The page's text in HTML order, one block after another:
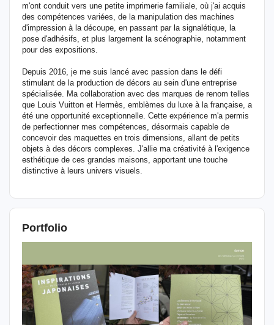
m'ont conduit vers une petite imprimerie familiale, où j'ai acquis
des compétences variées, de la manipulation des machines
d'impression à la découpe, en passant par la signalétique, la
pose d'adhésifs, et plus largement la scénographie, notamment
pour des expositions.
Depuis 2016, je me suis lancé avec passion dans le défi
stimulant de la production de décors au sein d'une entreprise
spécialisée. Ma collaboration avec des marques de renom telles
que Louis Vuitton et Hermès, emblèmes du luxe à la française, a
été une opportunité exceptionnelle. Cette expérience m'a permis
de perfectionner mes compétences, désormais capable de
concevoir des maquettes en trois dimensions, allant de petits
objets à des décors complexes. J'allie ma créativité à l'exigence
esthétique de ces grandes maisons, apportant une touche
distinctive à leurs univers visuels.
Portfolio